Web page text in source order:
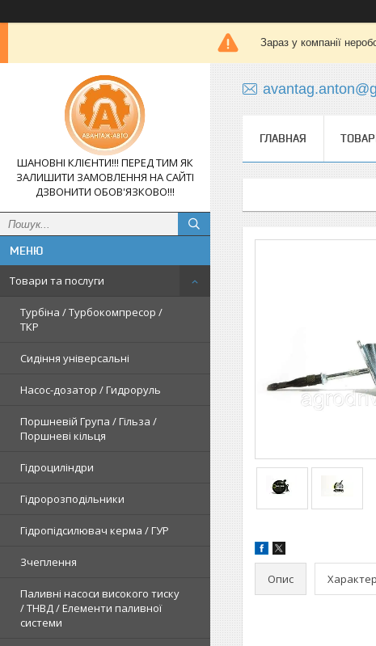
Зараз у компанії
ШАНОВНІ КЛІЄНТИ!!! ПЕРЕД ТИМ ЯК
ЗАЛИШИТИ ЗАМОВЛЕННЯ НА САЙТІ
ДЗВОНИТИ ОБОВ'ЯЗКОВО!!!
Товари та послуги
Турбіна / Турбокомпресор /
ТКР
Сидіння універсальні
Насос-дозатор / Гидроруль
Поршневій Група / Гільза /
Поршневі кільця
Гідроциліндри
Гідророзподільники
Гідропідсилювач керма / ГУР
Зчеплення
Паливні насоси високого тиску
/ ТНВД / Елементи паливної
системи
ГЛАВНАЯ
Опис